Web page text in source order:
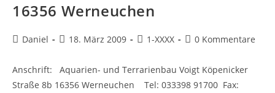
16356 Werneuchen
Beitrags-
Daniel
Beitrag
18. März 2009
Beitrags-
1-XXXX
Beitrags-
0 Kommentare
Anschrift: Aquarien- und Terrarienbau Voigt Köpenicker
Straße 8b 16356 Werneuchen Tel: 033398 91700 Fax: